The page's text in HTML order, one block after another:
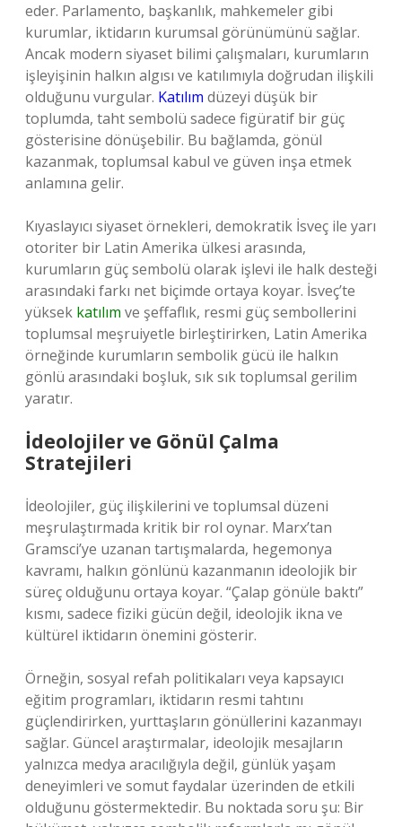
eder. Parlamento, başkanlık, mahkemeler gibi
kurumlar, iktidarın kurumsal görünümünü sağlar.
Ancak modern siyaset bilimi çalışmaları, kurumların
işleyişinin halkın algısı ve katılımıyla doğrudan ilişkili
olduğunu vurgular. Katılım düzeyi düşük bir
toplumda, taht sembolü sadece figüratif bir güç
gösterisine dönüşebilir. Bu bağlamda, gönül
kazanmak, toplumsal kabul ve güven inşa etmek
anlamına gelir.
Kıyaslayıcı siyaset örnekleri, demokratik İsveç ile yarı
otoriter bir Latin Amerika ülkesi arasında,
kurumların güç sembolü olarak işlevi ile halk desteği
arasındaki farkı net biçimde ortaya koyar. İsveç’te
yüksek katılım ve şeffaflık, resmi güç sembollerini
toplumsal meşruiyetle birleştirirken, Latin Amerika
örneğinde kurumların sembolik gücü ile halkın
gönlü arasındaki boşluk, sık sık toplumsal gerilim
yaratır.
İdeolojiler ve Gönül Çalma
Stratejileri
İdeolojiler, güç ilişkilerini ve toplumsal düzeni
meşrulaştırmada kritik bir rol oynar. Marx’tan
Gramsci’ye uzanan tartışmalarda, hegemonya
kavramı, halkın gönlünü kazanmanın ideolojik bir
süreç olduğunu ortaya koyar. “Çalap gönüle baktı”
kısmı, sadece fiziki gücün değil, ideolojik ikna ve
kültürel iktidarın önemini gösterir.
Örneğin, sosyal refah politikaları veya kapsayıcı
eğitim programları, iktidarın resmi tahtını
güçlendirirken, yurttaşların gönüllerini kazanmayı
sağlar. Güncel araştırmalar, ideolojik mesajların
yalnızca medya aracılığıyla değil, günlük yaşam
deneyimleri ve somut faydalar üzerinden de etkili
olduğunu göstermektedir. Bu noktada soru şu: Bir